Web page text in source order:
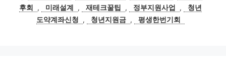
고
리
그
후회
, 미래설계 , 재테크꿀팁 , 정부지원사업 ,
청년
도약계좌신청
, 청년지원금 , 평생한번기회